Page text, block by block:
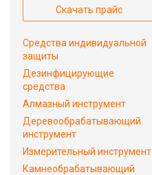
Скачать прайс
Средства индивидуальной
защиты
Дезинфицирующие
средства
Алмазный инструмент
Деревообрабатывающий
инструмент
Измерительный инструмент
Камнеобрабатывающий